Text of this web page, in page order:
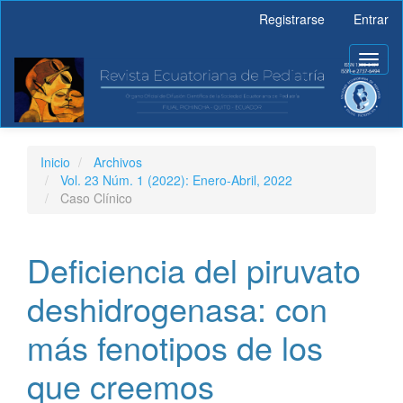
principal
Barra
lateral
Registrarse Entrar
Inicio
Archivos
Vol. 23 Núm. 1 (2022): Enero-Abril, 2022
Caso Clínico
Deficiencia del piruvato
deshidrogenasa: con
más fenotipos de los
que creemos